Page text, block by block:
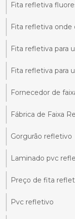
Fita refletiva
Fita refletiva onde
Fita refletiva para
Fita refletiva para
Fornecedor de
Fábrica de Faixa
Gorgurão refletivo
Laminado pvc
Preço de fita
Pvc refletivo